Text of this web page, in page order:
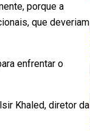
porque a
que deveriam
enfrentar o
Khaled, diretor da